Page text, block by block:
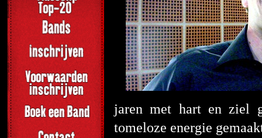
jaren met hart en ziel
tomeloze energie